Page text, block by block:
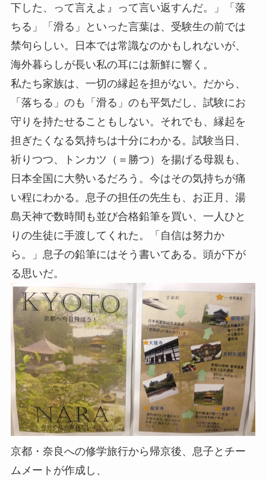
下した、って言えよ』って言い返すんだ。」「落
ちる」「滑る」といった言葉は、受験生の前では
禁句らしい。日本では常識なのかもしれないが、
海外暮らしが長い私の耳には新鮮に響く。
私たち家族は、一切の縁起を担がない。だから、
「落ちる」のも「滑る」のも平気だし、試験にお
守りを持たせることもしない。それでも、縁起を
担ぎたくなる気持ちは十分にわかる。試験当日、
祈りつつ、トンカツ（＝勝つ）を揚げる母親も、
日本全国に大勢いるだろう。今はその気持ちが痛
い程にわかる。息子の担任の先生も、お正月、湯
島天神で数時間も並び合格鉛筆を買い、一人ひと
りの生徒に手渡してくれた。「自信は努力か
ら。」息子の鉛筆にはそう書いてある。頭が下が
る思いだ。
京都・奈良への修学旅行から帰京後、息子とチー
ムメートが作成し、